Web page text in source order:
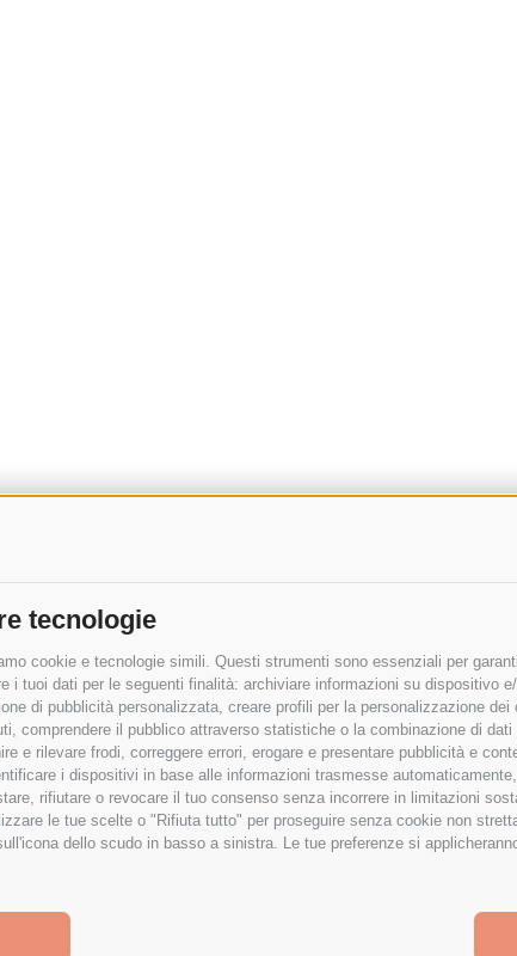
tecnologie
cookie e tecnologie simili. Questi strumenti sono essenziali per
i tuoi dati per le seguenti finalità: archiviare informazioni su
di pubblicità personalizzata, creare profili per la personalizzazione
comprendere il pubblico attraverso statistiche o la combinazione di
e rilevare frodi, correggere errori, erogare e presentare pubblicità e
i dispositivi in base alle informazioni trasmesse
rifiutare o revocare il tuo consenso senza incorrere in limitazioni
le tue scelte o "Rifiuta tutto" per proseguire senza cookie non
dello scudo in basso a sinistra. Le tue preferenze si
All rights reserved.